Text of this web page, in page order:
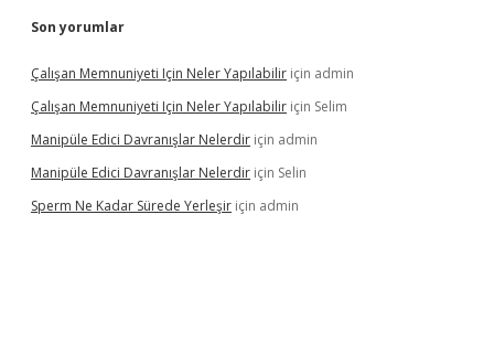
Son yorumlar
Çalışan Memnuniyeti Için Neler Yapılabilir için admin
Çalışan Memnuniyeti Için Neler Yapılabilir için Selim
Manipüle Edici Davranışlar Nelerdir için admin
Manipüle Edici Davranışlar Nelerdir için Selin
Sperm Ne Kadar Sürede Yerleşir için admin